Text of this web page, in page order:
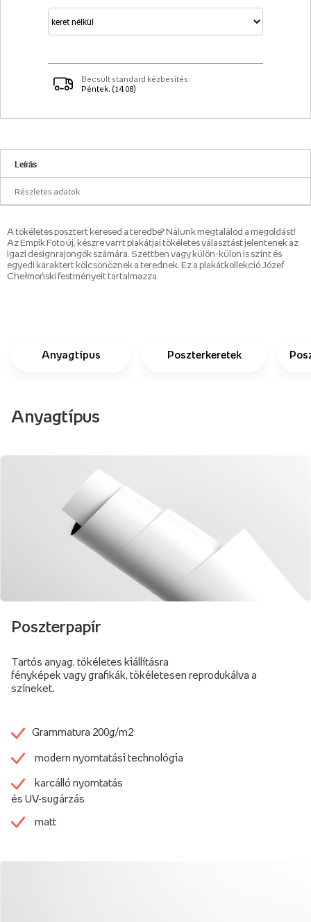
Becsült standard kézbesítés:
Péntek. (14.08)
Leírás
Részletes adatok
A tökéletes posztert keresed a teredbe? Nálunk megtalálod a megoldást!
Az Empik Foto új, készre varrt plakátjai tökéletes választást jelentenek az
igazi designrajongók számára. Szettben vagy külön-külön is színt és
egyedi karaktert kölcsönöznek a terednek. Ez a plakátkollekció Józef
Chełmoński festményeit tartalmazza.
Anyagtípus Poszterkeretek
Anyagtípus
Poszterpapír
Tartós anyag, tökéletes kiállításra
fényképek vagy grafikák, tökéletesen reprodukálva a
színeket.
Grammatura 200g/m2
modern nyomtatási technológia
karcálló nyomtatás
és UV-sugárzás
matt